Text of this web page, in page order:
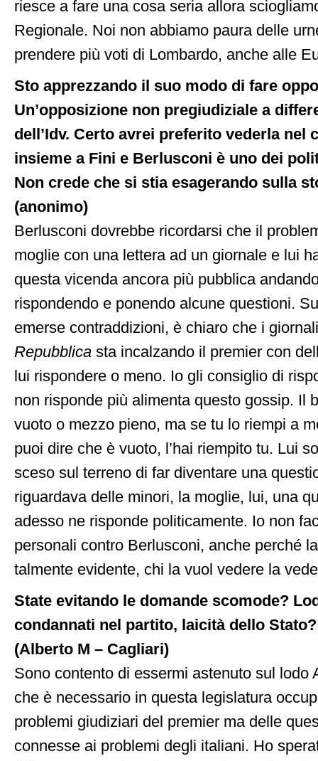
riesce a fare una cosa seria allora
Regionale. Noi non abbiamo paura delle
prendere più voti di Lombardo, anche alle
Sto apprezzando il suo modo di fare
Un’opposizione non pregiudiziale a
dell’Idv. Certo avrei preferito vederla nel
insieme a Fini e Berlusconi è uno dei
Non crede che si stia esagerando sulla
(anonimo)
Berlusconi dovrebbe ricordarsi che il
moglie con una lettera ad un giornale e lui
questa vicenda ancora più pubblica
rispondendo e ponendo alcune questioni.
emerse contraddizioni, è chiaro che i
Repubblica sta incalzando il premier con
lui rispondere o meno. Io gli consiglio di
non risponde più alimenta questo gossip. Il
vuoto o mezzo pieno, ma se tu lo riempi a
puoi dire che è vuoto, l’hai riempito tu. Lui
sceso sul terreno di far diventare una
riguardava delle minori, la moglie, lui, una
adesso ne risponde politicamente. Io non
personali contro Berlusconi, anche perché
talmente evidente, chi la vuol vedere la
State evitando le domande scomode?
condannati nel partito, laicità dello Stato?
(Alberto M – Cagliari)
Sono contento di essermi astenuto sul lodo
che è necessario in questa legislatura
problemi giudiziari del premier ma delle
connesse ai problemi degli italiani. Ho